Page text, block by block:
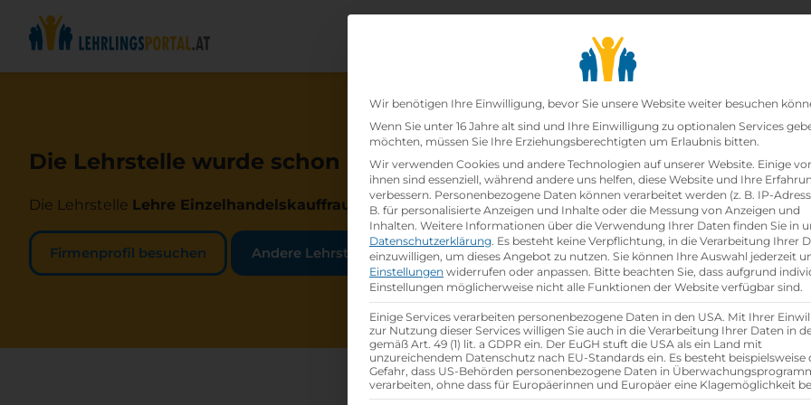
Lehrbetriebesearch
Die Lehrstelle wurde schon besetzt!
Die Lehrstelle Lehre Einzelhandelskauffrau*mann (w/m/d) 5020 SalzburgbeiÖsterreichische Postist
Firmenprofil besuchen Andere Lehrstelle suchen
Datenschutz-
Wir benötigen Ihre Einwilligung, bevor Sie unsere Website weiter besuchen
Wenn Sie unter 16 Jahre alt sind und Ihre Einwilligung zu optionalen Services
möchten, müssen Sie Ihre Erziehungsberechtigten um Erlaubnis bitten.
Wir verwenden Cookies und andere Technologien auf unserer Website. Einige
ihnen sind essenziell, während andere uns helfen, diese Website und Ihre
verbessern. Personenbezogene Daten können verarbeitet werden (z. B. IP-
B. für personalisierte Anzeigen und Inhalte oder die Messung von Anzeigen und
Inhalten. Weitere Informationen über die Verwendung Ihrer Daten finden Sie in
Datenschutzerklärung. Es besteht keine Verpflichtung, in die Verarbeitung Ihrer
einzuwilligen, um dieses Angebot zu nutzen. Sie können Ihre Auswahl jederzeit
Einstellungen widerrufen oder anpassen. Bitte beachten Sie, dass aufgrund
Einstellungen möglicherweise nicht alle Funktionen der Website verfügbar sind.
Einige Services verarbeiten personenbezogene Daten in den USA. Mit Ihrer
zur Nutzung dieser Services willigen Sie auch in die Verarbeitung Ihrer Daten in
gemäß Art. 49 (1) lit. a GDPR ein. Der EuGH stuft die USA als ein Land mit
unzureichendem Datenschutz nach EU-Standards ein. Es besteht beispielsweise
Gefahr, dass US-Behörden personenbezogene Daten in
verarbeiten, ohne dass für Europäerinnen und Europäer eine Klagemöglichkeit